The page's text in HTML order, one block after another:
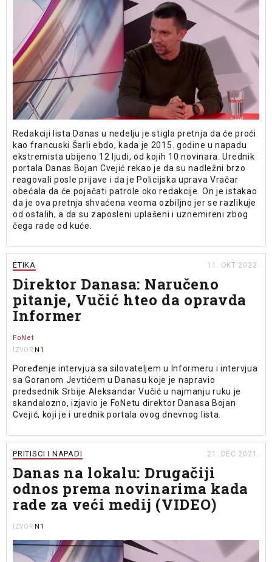
Redakciji lista Danas u nedelju je stigla pretnja da će proći
kao francuski Šarli ebdo, kada je 2015. godine u napadu
ekstremista ubijeno 12 ljudi, od kojih 10 novinara. Urednik
portala Danas Bojan Cvejić rekao je da su nadležni brzo
reagovali posle prijave i da je Policijska uprava Vračar
obećala da će pojačati patrole oko redakcije. On je istakao
da je ova pretnja shvaćena veoma ozbiljno jer se razlikuje
od ostalih, a da su zaposleni uplašeni i uznemireni zbog
čega rade od kuće.
ETIKA 11. OKT 2022.
Direktor Danasa: Naručeno
pitanje, Vučić hteo da opravda
Informer
FoNet
IZVOR N1
Poređenje intervjua sa silovateljem u Informeru i intervjua
sa Goranom Jevtićem u Danasu koje je napravio
predsednik Srbije Aleksandar Vučić u najmanju ruku je
skandalozno, izjavio je FoNetu direktor Danasa Bojan
Cvejić, koji je i urednik portala ovog dnevnog lista.
PRITISCI I NAPADI 21. DEC 2021.
Danas na lokalu: Drugačiji
odnos prema novinarima kada
rade za veći medij (VIDEO)
IZVOR N1